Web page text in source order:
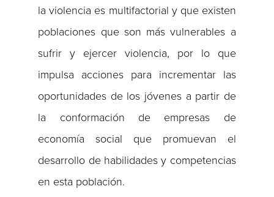
la violencia es multifactorial y que existen
poblaciones que son más vulnerables a
sufrir y ejercer violencia, por lo que
impulsa acciones para incrementar las
oportunidades de los jóvenes a partir de
la conformación de empresas de
economía social que promuevan el
desarrollo de habilidades y competencias
en esta población.